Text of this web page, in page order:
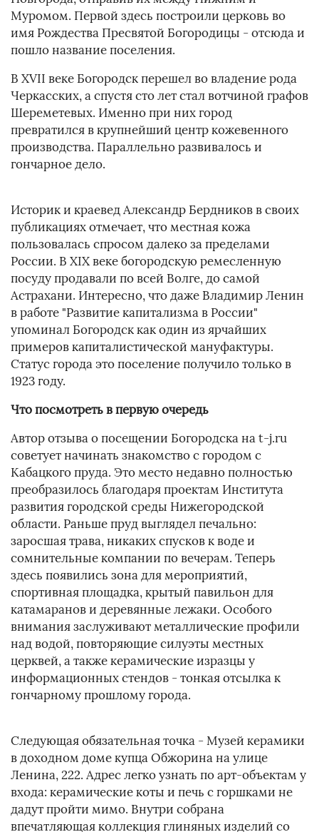
Муромом. Первой здесь построили церковь во
имя Рождества Пресвятой Богородицы - отсюда и
пошло название поселения.
В XVII веке Богородск перешел во владение рода
Черкасских, а спустя сто лет стал вотчиной графов
Шереметевых. Именно при них город
превратился в крупнейший центр кожевенного
производства. Параллельно развивалось и
гончарное дело.
Историк и краевед Александр Бердников в своих
публикациях отмечает, что местная кожа
пользовалась спросом далеко за пределами
России. В XIX веке богородскую ремесленную
посуду продавали по всей Волге, до самой
Астрахани. Интересно, что даже Владимир Ленин
в работе "Развитие капитализма в России"
упоминал Богородск как один из ярчайших
примеров капиталистической мануфактуры.
Статус города это поселение получило только в
1923 году.
Что посмотреть в первую очередь
Автор отзыва о посещении Богородска на t-j.ru
советует начинать знакомство с городом с
Кабацкого пруда. Это место недавно полностью
преобразилось благодаря проектам Института
развития городской среды Нижегородской
области. Раньше пруд выглядел печально:
заросшая трава, никаких спусков к воде и
сомнительные компании по вечерам. Теперь
здесь появились зона для мероприятий,
спортивная площадка, крытый павильон для
катамаранов и деревянные лежаки. Особого
внимания заслуживают металлические профили
над водой, повторяющие силуэты местных
церквей, а также керамические изразцы у
информационных стендов - тонкая отсылка к
гончарному прошлому города.
Следующая обязательная точка - Музей керамики
в доходном доме купца Обжорина на улице
Ленина, 222. Адрес легко узнать по арт-объектам у
входа: керамические коты и печь с горшками не
дадут пройти мимо. Внутри собрана
впечатляющая коллекция глиняных изделий со